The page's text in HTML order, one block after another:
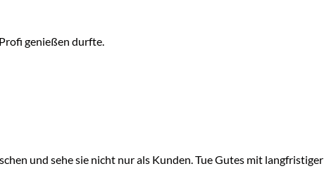
genießen durfte.
und sehe sie nicht nur als Kunden. Tue Gutes mit langfristiger